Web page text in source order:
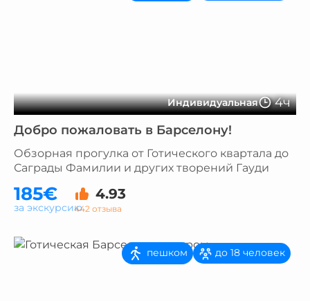
Индивидуальная 4ч
Добро пожаловать в Барселону!
Обзорная прогулка от Готического квартала до
Саграды Фамилии и других творений Гауди
185€ 4.93
442 отзыва
за экскурсию
пешком до 18 человек